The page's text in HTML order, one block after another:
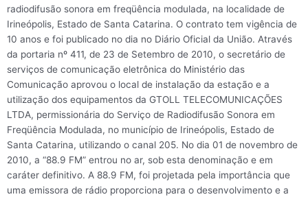
radiodifusão sonora em freqüência modulada, na localidade de
Irineópolis, Estado de Santa Catarina. O contrato tem vigência de
10 anos e foi publicado no dia no Diário Oficial da União. Através
da portaria nº 411, de 23 de Setembro de 2010, o secretário de
serviços de comunicação eletrônica do Ministério das
Comunicação aprovou o local de instalação da estação e a
utilização dos equipamentos da GTOLL TELECOMUNICAÇÕES
LTDA, permissionária do Serviço de Radiodifusão Sonora em
Freqüência Modulada, no município de Irineópolis, Estado de
Santa Catarina, utilizando o canal 205. No dia 01 de novembro de
2010, a “88.9 FM” entrou no ar, sob esta denominação e em
caráter definitivo. A 88.9 FM, foi projetada pela importância que
uma emissora de rádio proporciona para o desenvolvimento e a